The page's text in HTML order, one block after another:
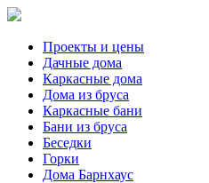
Проекты и цены
Дачные дома
Каркасные дома
Дома из бруса
Каркасные бани
Бани из бруса
Беседки
Горки
Дома Барнхаус